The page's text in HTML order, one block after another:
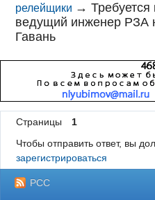
релейщики →
ведущий инженер РЗА
Гавань
Страницы
1
Чтобы отправить ответ, вы
зарегистрироваться
РСС